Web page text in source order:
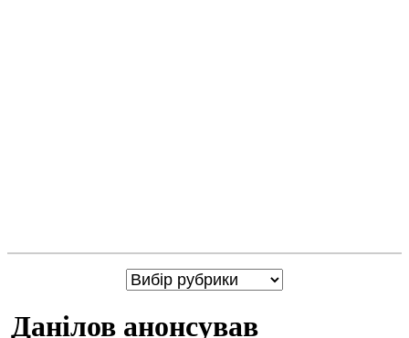
Данілов анонсував